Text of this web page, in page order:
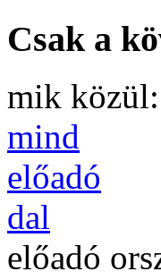
Csak a
mik közül:
mind
előadó
dal
előadó